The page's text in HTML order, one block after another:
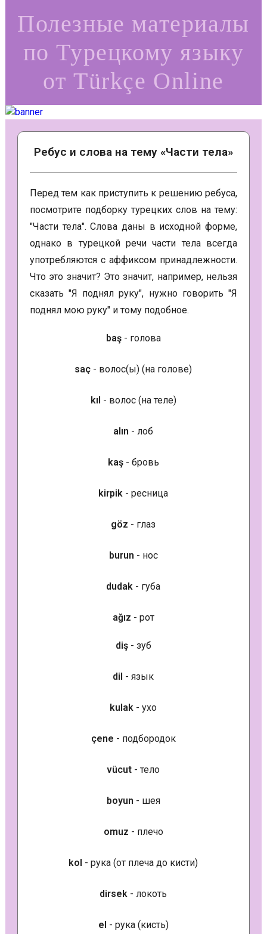
Полезные материалы
по Турецкому языку
от Türkçe Online
Ребус и слова на тему «Части тела»
Перед тем как приступить к решению ребуса,
посмотрите подборку турецких слов на тему:
"Части тела". Слова даны в исходной форме,
однако в турецкой речи части тела всегда
употребляются с аффиксом принадлежности.
Что это значит? Это значит, например, нельзя
сказать "Я поднял руку", нужно говорить "Я
поднял мою руку" и тому подобное.
baş- голова
saç - волос(ы) (на голове)
kıl - волос (на теле)
alın - лоб
kaş- бровь
kirpik - ресница
göz - глаз
burun - нос
dudak - губа
ağız - рот
diş- зуб
dil - язык
kulak - ухо
çene - подбородок
vücut - тело
boyun - шея
omuz - плечо
kol - рука (от плеча до кисти)
dirsek - локоть
el - рука (кисть)